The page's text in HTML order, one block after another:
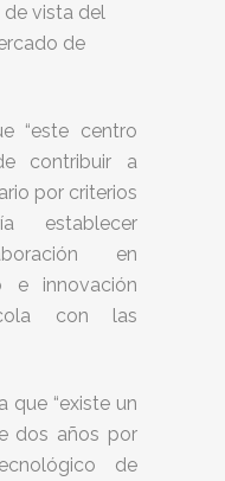
vista del
de
“este centro
contribuir a
por criterios
establecer
en
e innovación
con las
que “existe un
dos años por
de